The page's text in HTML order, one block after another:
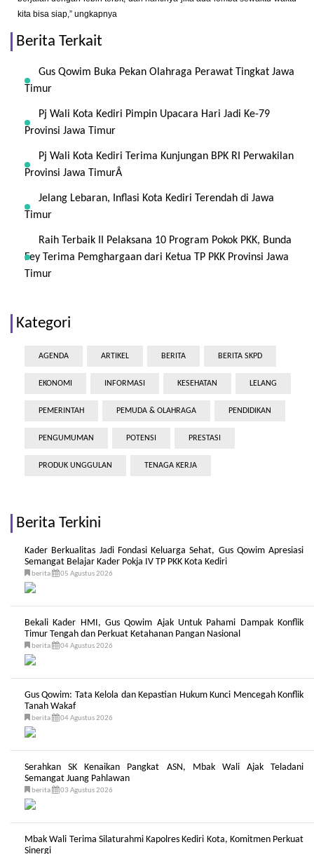
kita bisa siap,” ungkapnya
Berita Terkait
Gus Qowim Buka Pekan Olahraga Perawat Tingkat Jawa
Timur
Pj Wali Kota Kediri Pimpin Upacara Hari Jadi Ke-79
Provinsi Jawa Timur
Pj Wali Kota Kediri Terima Kunjungan BPK RI Perwakilan
Provinsi Jawa TimurÂ
Jelang Lebaran, Inflasi Kota Kediri Terendah di Jawa
Timur
Raih Terbaik II Pelaksana 10 Program Pokok PKK, Bunda
Fey Terima Pemghargaan dari Ketua TP PKK Provinsi Jawa
Timur
Kategori
AGENDA ARTIKEL BERITA BERITA SKPD
EKONOMI INFORMASI KESEHATAN LELANG
PEMERINTAH PEMUDA & OLAHRAGA PENDIDIKAN
PENGUMUMAN POTENSI PRESTASI
PRODUK UNGGULAN TENAGA KERJA
Berita Terkini
Kader Berkualitas Jadi Fondasi Keluarga Sehat, Gus Qowim Apresiasi
Semangat Belajar Kader Pokja IV TP PKK Kota Kediri
berita 05 Agustus 2026
Bekali Kader HMI, Gus Qowim Ajak Untuk Pahami Dampak Konflik
Timur Tengah dan Perkuat Ketahanan Pangan Nasional
berita 04 Agustus 2026
Gus Qowim: Tata Kelola dan Kepastian Hukum Kunci Mencegah Konflik
Tanah Wakaf
berita 04 Agustus 2026
Serahkan SK Kenaikan Pangkat ASN, Mbak Wali Ajak Teladani
Semangat Juang Pahlawan
berita 03 Agustus 2026
Mbak Wali Terima Silaturahmi Kapolres Kediri Kota, Komitmen Perkuat
Sinergi